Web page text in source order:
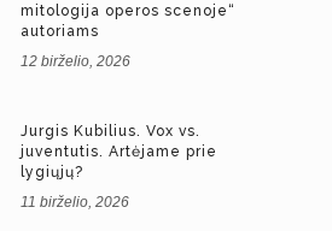
mitologija operos scenoje“
autoriams
12 birželio, 2026
Jurgis Kubilius. Vox vs.
juventutis. Artėjame prie
lygiųjų?
11 birželio, 2026